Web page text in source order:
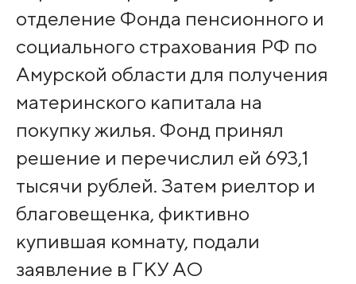
отделение Фонда пенсионного и
социального страхования РФ по
Амурской области для получения
материнского капитала на
покупку жилья. Фонд принял
решение и перечислил ей 693,1
тысячи рублей. Затем риелтор и
благовещенка, фиктивно
купившая комнату, подали
заявление в ГКУ АО